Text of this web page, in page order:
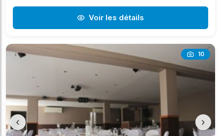
Voir les détails
10
‹ ›